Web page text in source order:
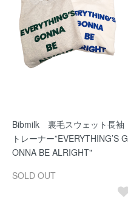
Bibmilk 裏毛スウェット長袖
トレーナー”EVERYTHING’S G
ONNA BE ALRIGHT"
SOLD OUT